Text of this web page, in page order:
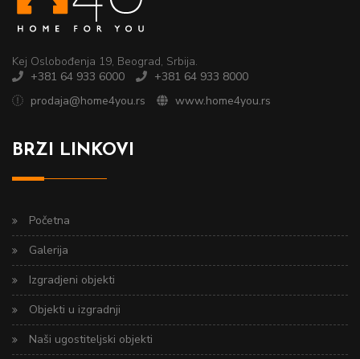
Kej Oslobođenja 19, Beograd, Srbija.
+381 64 933 6000
+381 64 933 8000
prodaja@home4you.rs
www.home4you.rs
BRZI LINKOVI
Početna
Galerija
Izgradjeni objekti
Objekti u izgradnji
Naši ugostiteljski objekti